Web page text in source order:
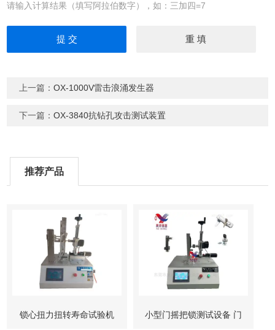
请输入计算结果（填写阿拉伯数字），如：三加四=7
上一篇：OX-1000V雷击浪涌发生器
下一篇：OX-3840抗钻孔攻击测试装置
推荐产品
锁心扭力扭转寿命试验机 小型门摇把锁测试设备 门